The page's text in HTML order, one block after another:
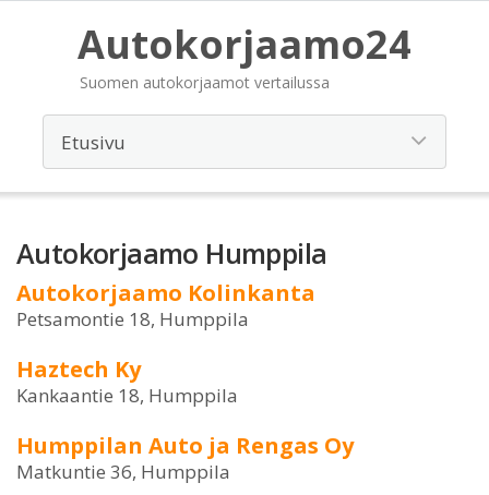
Autokorjaamo24
Suomen autokorjaamot vertailussa
Autokorjaamo Humppila
Autokorjaamo Kolinkanta
Petsamontie 18, Humppila
Haztech Ky
Kankaantie 18, Humppila
Humppilan Auto ja Rengas Oy
Matkuntie 36, Humppila